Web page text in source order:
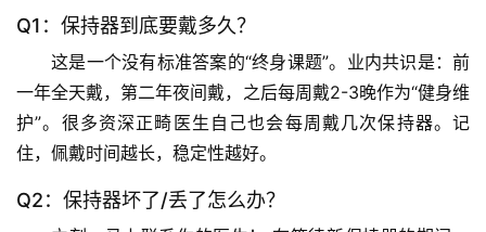
天
文
生
活
科
Q1：保持器到底要戴多久？
这是一个没有标准答案的“终身课题”。业内共识是： 前
一年全天戴，第二年夜间戴，之后每周戴2-3晚作为“健身维
护”。很多资深正畸医生自己也会每周戴几次保持器。记
住， 佩戴时间越长，稳定性越好。
Q2：保持器坏了/丢了怎么办？